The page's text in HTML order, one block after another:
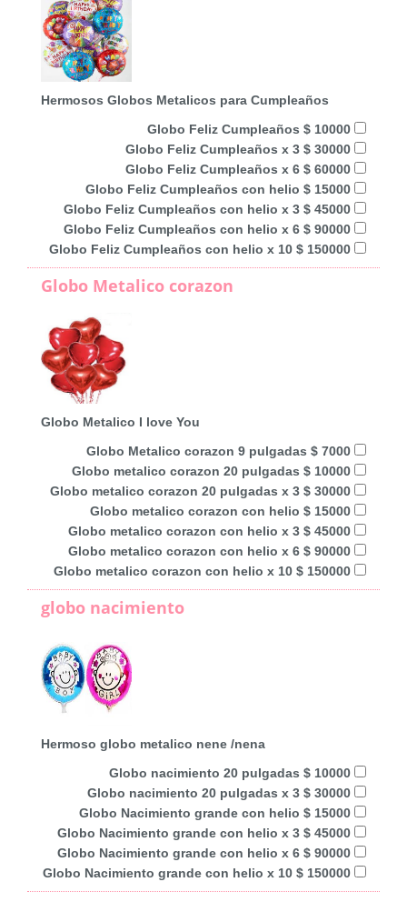
Hermosos Globos Metalicos para Cumpleaños
Globo Feliz Cumpleaños $ 10000
Globo Feliz Cumpleaños x 3 $ 30000
Globo Feliz Cumpleaños x 6 $ 60000
Globo Feliz Cumpleaños con helio $ 15000
Globo Feliz Cumpleaños con helio x 3 $ 45000
Globo Feliz Cumpleaños con helio x 6 $ 90000
Globo Feliz Cumpleaños con helio x 10 $ 150000
Globo Metalico corazon
Globo Metalico I love You
Globo Metalico corazon 9 pulgadas $ 7000
Globo metalico corazon 20 pulgadas $ 10000
Globo metalico corazon 20 pulgadas x 3 $ 30000
Globo metalico corazon con helio $ 15000
Globo metalico corazon con helio x 3 $ 45000
Globo metalico corazon con helio x 6 $ 90000
Globo metalico corazon con helio x 10 $ 150000
globo nacimiento
Hermoso globo metalico nene /nena
Globo nacimiento 20 pulgadas $ 10000
Globo nacimiento 20 pulgadas x 3 $ 30000
Globo Nacimiento grande con helio $ 15000
Globo Nacimiento grande con helio x 3 $ 45000
Globo Nacimiento grande con helio x 6 $ 90000
Globo Nacimiento grande con helio x 10 $ 150000